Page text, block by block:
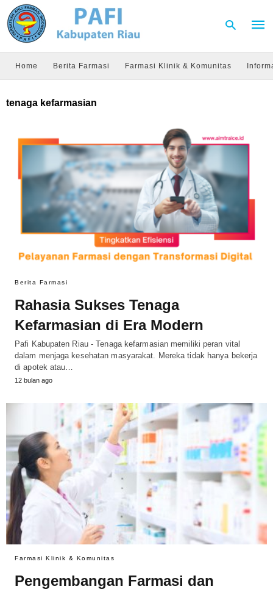
Home Berita Farmasi Farmasi Klinik & Komunitas
tenaga kefarmasian
Berita Farmasi
Rahasia Sukses Tenaga
Kefarmasian di Era Modern
Pafi Kabupaten Riau - Tenaga kefarmasian memiliki peran vital
dalam menjaga kesehatan masyarakat. Mereka tidak hanya bekerja
di apotek atau…
12 bulan ago
Farmasi Klinik & Komunitas
Pengembangan Farmasi dan